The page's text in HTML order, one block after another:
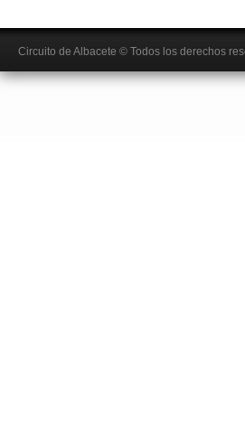
Circuito de Albacete © Todos los derechos